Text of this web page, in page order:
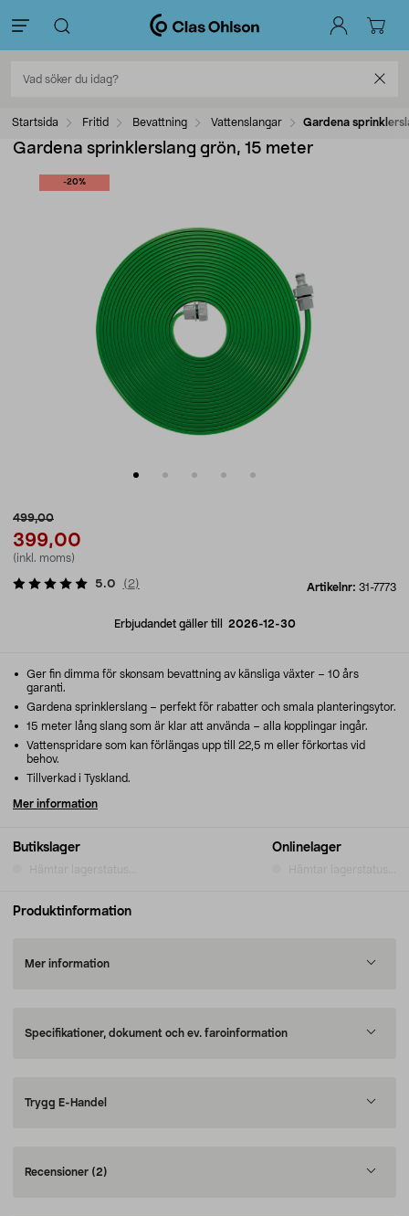
Startsida Fritid Bevattning Vattenslangar Gardena
Gardena sprinklerslang grön, 15 meter
-20%
499,00
399,00
(inkl. moms)
Artikelnr: 31-7773
5.0 ( 2)
Erbjudandet gäller till 2026-12-30
Butikslager Onlinelager
Ger fin dimma för skonsam bevattning av känsliga växter – 10 års
garanti.
Gardena sprinklerslang – perfekt för rabatter och smala planteringsytor.
15 meter lång slang som är klar att använda – alla kopplingar ingår.
Vattenspridare som kan förlängas upp till 22,5 m eller förkortas vid
behov.
Tillverkad i Tyskland.
Mer information
Produktinformation
Mer information
Specifikationer, dokument och ev. faroinformation
Trygg E-Handel
Recensioner (2)